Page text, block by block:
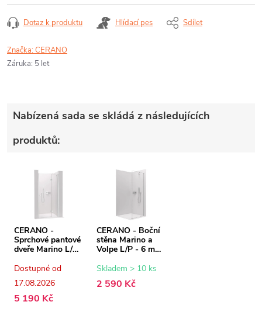
Dotaz k produktu Hlídací pes Sdílet
Značka:CERANO
Záruka: 5 let
Nabízená sada se skládá z následujících
produktů:
CERANO -
Sprchové pantové
dveře Marino L/P
transparentní sklo
Dostupné od
17.08.2026
5 190 Kč
CERANO - Boční
stěna Marino a
Volpe L/P - 6 mm
transparentní sklo
- 70x190 cm
Skladem > 10 ks
2 590 Kč